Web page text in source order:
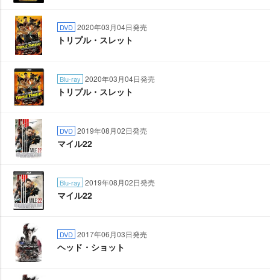
DVD 2020年03月04日発売
トリプル・スレット
Blu-ray 2020年03月04日発売
トリプル・スレット
DVD 2019年08月02日発売
マイル22
Blu-ray 2019年08月02日発売
マイル22
DVD 2017年06月03日発売
ヘッド・ショット